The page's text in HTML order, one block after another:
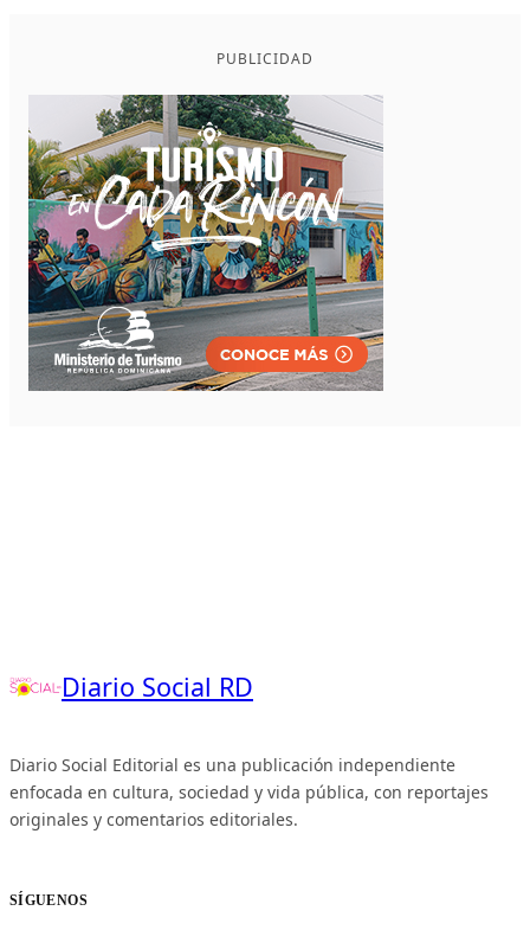
PUBLICIDAD
Diario Social RD
Diario Social Editorial es una publicación independiente
enfocada en cultura, sociedad y vida pública, con reportajes
originales y comentarios editoriales.
SÍGUENOS